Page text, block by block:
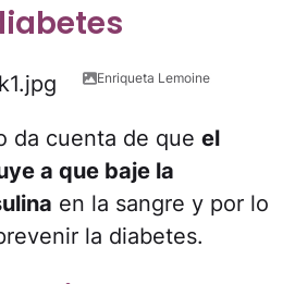
Enriqueta Lemoine
da cuenta de que el
a que baje la
en la sangre y por lo
la diabetes.